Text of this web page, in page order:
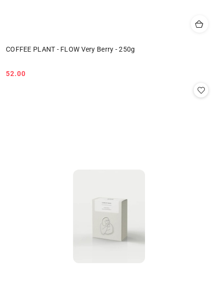
COFFEE PLANT - FLOW Very Berry - 250g
Cena:
52.00